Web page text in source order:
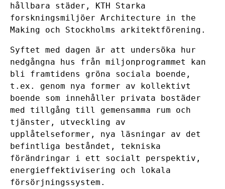
hållbara städer, KTH Starka
forskningsmiljöer Architecture in the
Making och Stockholms arkitektförening.
Syftet med dagen är att undersöka hur
nedgångna hus från miljonprogrammet kan
bli framtidens gröna sociala boende,
t.ex. genom nya former av kollektivt
boende som innehåller privata bostäder
med tillgång till gemensamma rum och
tjänster, utveckling av
upplåtelseformer, nya läsningar av det
befintliga beståndet, tekniska
förändringar i ett socialt perspektiv,
energieffektivisering och lokala
försörjningssystem.